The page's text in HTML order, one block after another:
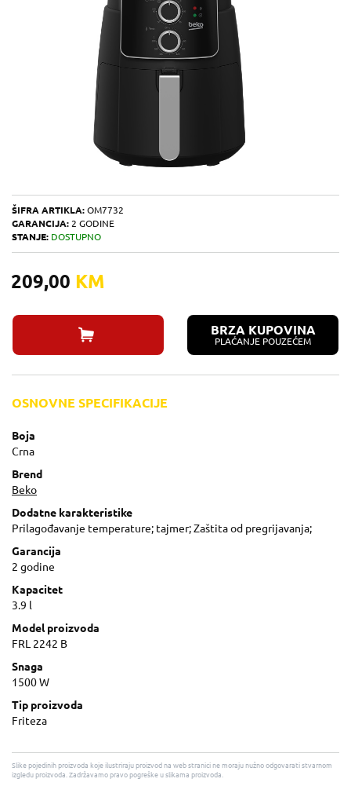
ŠIFRA ARTIKLA: OM7732
GARANCIJA: 2 GODINE
STANJE: DOSTUPNO
209,00 KM
BRZA KUPOVINA
PLAĆANJE POUZEĆEM
OSNOVNE SPECIFIKACIJE
Boja
Crna
Brend
Beko
Dodatne karakteristike
Prilagođavanje temperature; tajmer; Zaštita od pregrijavanja;
Garancija
2 godine
Kapacitet
3.9 l
Model proizvoda
FRL 2242 B
Snaga
1500 W
Tip proizvoda
Friteza
Slike pojedinih proizvoda koje ilustriraju proizvod na web stranici ne moraju nužno odgovarati stvarnom
izgledu proizvoda. Zadržavamo pravo pogreške u slikama proizvoda.